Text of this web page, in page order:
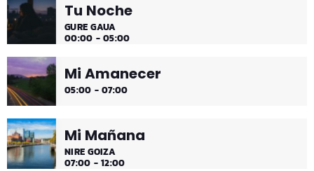
Es hora de ir desconectando, y qué mejor que hacerlo
con sonidos que nos transportan, tal vez, a islas
paradisíacas. ¿Hace una infusión? ¿Un mojito?
Tu Noche
GURE GAUA
00:00 - 05:00
Mi Amanecer
05:00 - 07:00
Mi Mañana
NIRE GOIZA
07:00 - 12:00